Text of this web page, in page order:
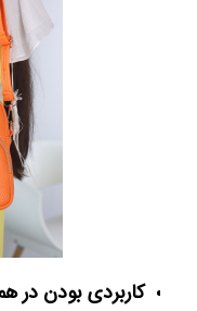
کاربردی بودن در